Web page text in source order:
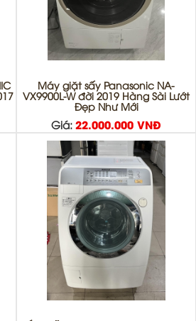
Máy giặt sấy Panasonic NA-
VX9900L-W đời 2019 Hàng Sài Lướt
Đẹp Như Mới
Giá: 22.000.000 VNĐ